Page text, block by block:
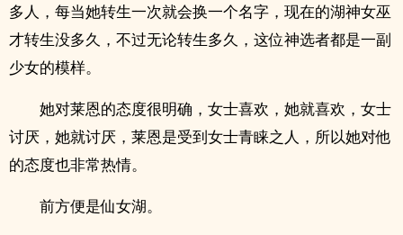
多人，每当她转生一次就会换一个名字，现在的湖神女巫
才转生没多久，不过无论转生多久，这位神选者都是一副
少女的模样。
她对莱恩的态度很明确，女士喜欢，她就喜欢，女士
讨厌，她就讨厌，莱恩是受到女士青睐之人，所以她对他
的态度也非常热情。
前方便是仙女湖。